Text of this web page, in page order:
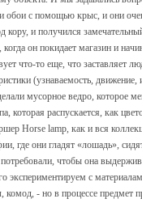
с помощью крыс, и они
кору, и получился
когда он покидает магазин и
что-то еще, что заставляет
(узнаваемость,
мусорное ведро, которое
которая распускается, как
Horse lamp, как и вся
где они гладят «лошадь»,
чтобы она
с
комод, - но в процессе